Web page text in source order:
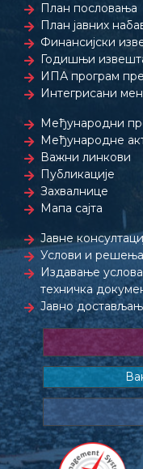
План пословања
План јавних
Финансијски
Годишњи
ИПА програм
Интегрисани
Међународни
Међународне
Важни линкови
Публикације
Захвалнице
Мапа сајта
Јавне
Услови и решења
Издавање
техничка
Јавно